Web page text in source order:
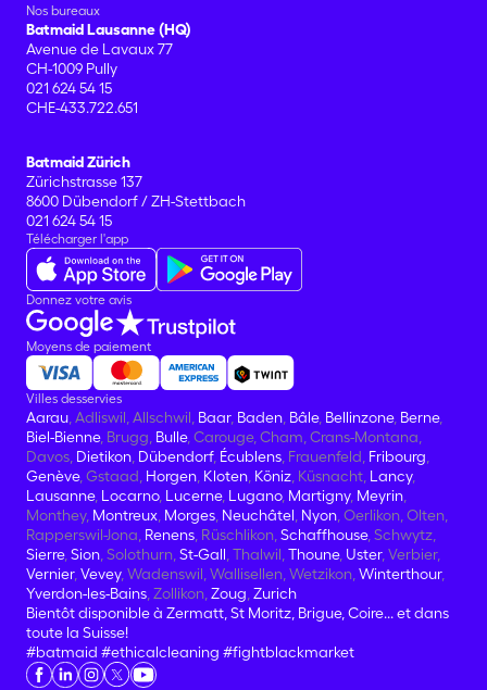
Nos bureaux
Batmaid Lausanne (HQ)
Avenue de Lavaux 77
CH-1009 Pully
021 624 54 15
CHE-433.722.651
Batmaid Zürich
Zürichstrasse 137
8600 Dübendorf / ZH-Stettbach
021 624 54 15
Télécharger l'app
Donnez votre avis
Moyens de paiement
Villes desservies
Aarau , Adliswil, Allschwil, Baar, Baden Bâle, Bellinzone, Berne,
Biel-Bienne, Brugg, Bulle, Carouge, Cham, Crans-Montana,
Davos, Dietikon Dübendorf, Écublens , Frauenfeld, Fribourg
Genève, Gstaad, Horgen Kloten Köniz , Küsnacht, Lancy,
Lausanne, Locarno, Lucerne, Lugano, Martigny, Meyrin
Monthey, Montreux Morges Neuchâtel Nyon , Oerlikon, Olten,
Rapperswil-Jona, Renens , Rüschlikon, Schaffhouse, Schwytz,
Sierre, Sion , Solothurn, St-Gall , Thalwil, Thoune, Uster, Verbier,
Vernier, Vevey, Wadenswil, Wallisellen, Wetzikon, Winterthour,
Yverdon-les-Bains , Zollikon, Zoug Zurich
Bientôt disponible à Zermatt, St Moritz, Brigue, Coire... et dans
toute la Suisse!
#batmaid #ethicalcleaning #fightblackmarket